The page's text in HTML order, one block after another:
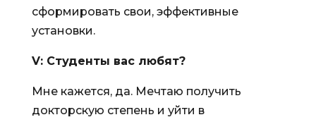
сформировать свои, эффективные
установки.
V: Студенты вас любят?
Мне кажется, да. Мечтаю получить
докторскую степень и уйти в